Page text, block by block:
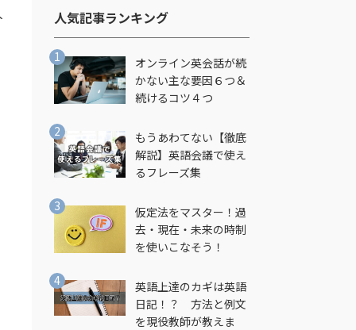
人気記事ランキング​
オンライン英会話が続
かない主な要因６つ＆
続けるコツ４つ
もうあわてない【徹底
解説】英語会議で使え
るフレーズ集
仮定法をマスター！過
去・現在・未来の時制
を使いこなそう！
英語上達のカギは英語
日記！？ 方法と例文
を現役教師が教えま